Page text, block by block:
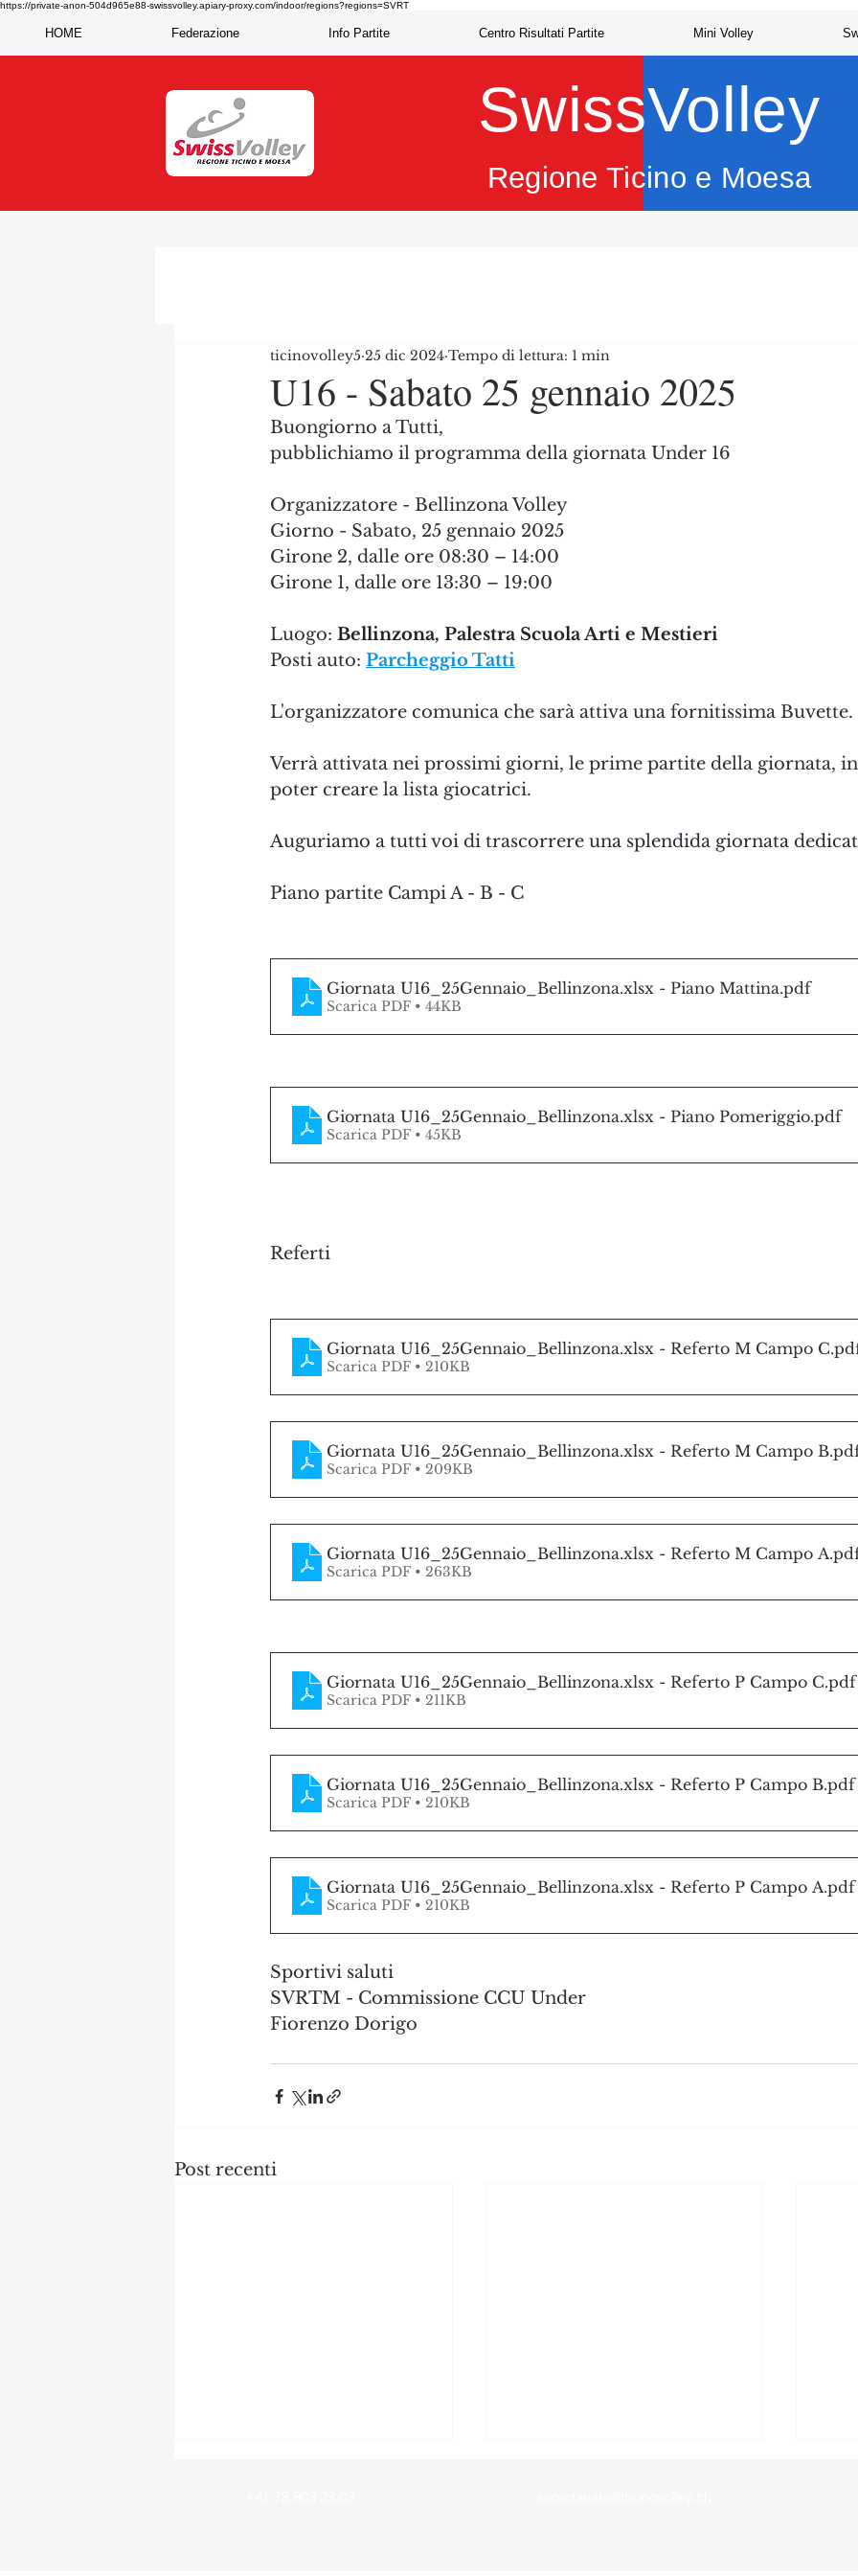
https://private-anon-504d965e88-swissvolley.apiary-proxy.com/indoor/regions?regions=SVRT
HOME Federazione Info Partite Centro Risultati Partite Mini Volley
SwissVolley
Regione Ticino e Moesa
U16 - Sabato 25 gennaio 2025
ticinovolley5 25 dic 2024 Tempo di lettura: 1 min
Buongiorno a Tutti,
pubblichiamo il programma della giornata Under 16
Organizzatore - Bellinzona Volley
Giorno - Sabato, 25 gennaio 2025
Girone 2, dalle ore 08:30 – 14:00
Girone 1, dalle ore 13:30 – 19:00
Luogo: Bellinzona, Palestra Scuola Arti e Mestieri
Posti auto: Parcheggio Tatti
L'organizzatore comunica che sarà attiva una fornitissima Buvette.
Verrà attivata nei prossimi giorni, le prime partite della giornata,
poter creare la lista giocatrici.
Auguriamo a tutti voi di trascorrere una splendida giornata
Piano partite Campi A - B - C
Giornata U16_25Gennaio_Bellinzona.xlsx - Piano Mattina.pdf
Scarica PDF • 44KB
Giornata U16_25Gennaio_Bellinzona.xlsx - Piano Pomeriggio.pdf
Scarica PDF • 45KB
Referti
Giornata U16_25Gennaio_Bellinzona.xlsx - Referto M Campo C
Scarica PDF • 210KB
Giornata U16_25Gennaio_Bellinzona.xlsx - Referto M Campo B
Scarica PDF • 209KB
Giornata U16_25Gennaio_Bellinzona.xlsx - Referto M Campo A
Scarica PDF • 263KB
Giornata U16_25Gennaio_Bellinzona.xlsx - Referto P Campo C.pdf
Scarica PDF • 211KB
Giornata U16_25Gennaio_Bellinzona.xlsx - Referto P Campo B.pdf
Scarica PDF • 210KB
Giornata U16_25Gennaio_Bellinzona.xlsx - Referto P Campo A.pdf
Scarica PDF • 210KB
Sportivi saluti
SVRTM - Commissione CCU Under
Fiorenzo Dorigo
Post recenti